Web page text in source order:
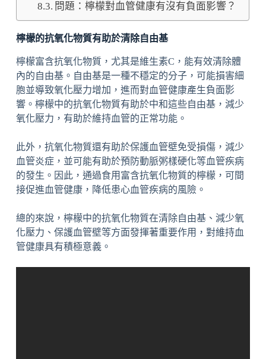
問題：檸檬對血管健康有沒有負面影響？
檸檬的抗氧化物質有助於清除自由基
檸檬富含抗氧化物質，尤其是維生素C，能有效清除體
內的自由基。自由基是一種不穩定的分子，可能損害細
胞並導致氧化壓力增加，進而對血管健康產生負面影
響。檸檬中的抗氧化物質有助於中和這些自由基，減少
氧化壓力，有助於維持血管的正常功能。
此外，抗氧化物質還有助於保護血管壁免受損傷，減少
血管炎症，並可能有助於預防動脈粥樣硬化等血管疾病
的發生。因此，通過食用富含抗氧化物質的檸檬，可間
接促進血管健康，降低患心血管疾病的風險。
總的來說，檸檬中的抗氧化物質在清除自由基、減少氧
化壓力、保護血管壁等方面發揮著重要作用，對維持血
管健康具有積極意義。